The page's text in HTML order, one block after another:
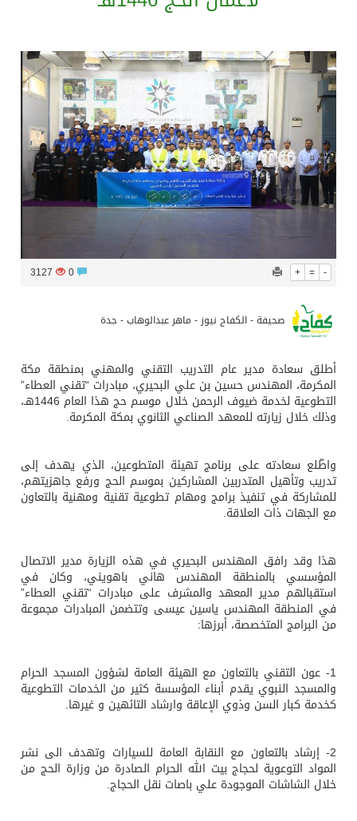
سمو امير الكويت يتسلم رسالة خطية من سمو الامير محمد بن سلمان
ترامب: مضيق هرمز سيُفتح “قريباً جداً”.. وإلا ستتعرض إيران لـ”ضربة قوية للغاية”
مفتى جمهورية مصر العربية الوعي الديني الصحيح يصوغ شخصيةً قياديةً متوازنةً تجمع بين العلم والأخلاق والعمل
+ = -
3127
صحيفة - الكفاح نيوز - ماهر عبدالوهاب - جدة
أطلق سعادة مدير عام التدريب التقني والمهني بمنطقة مكة
المكرمة، المهندس حسين بن علي البحيري، مبادرات “تقني العطاء”
التطوعية لخدمة ضيوف الرحمن خلال موسم حج هذا العام 1446هـ،
وذلك خلال زيارته للمعهد الصناعي الثانوي بمكة المكرمة.
واطّلع سعادته على برنامج تهيئة المتطوعين، الذي يهدف إلى
تدريب وتأهيل المتدربين المشاركين بموسم الحج ورفع جاهزيتهم،
للمشاركة في تنفيذ برامج ومهام تطوعية تقنية ومهنية بالتعاون
مع الجهات ذات العلاقة.
هذا وقد رافق المهندس البحيري في هذه الزيارة مدير الاتصال
المؤسسي بالمنطقة المهندس هاني باهويني، وكان في
استقبالهم مدير المعهد والمشرف على مبادرات “تقني العطاء”
في المنطقة المهندس ياسين عيسى وتتضمن المبادرات مجموعة
من البرامج المتخصصة، أبرزها:
1- عون التقني بالتعاون مع الهيئة العامة لشؤون المسجد الحرام
والمسجد النبوي يقدم أبناء المؤسسة كثير من الخدمات التطوعية
كخدمة كبار السن وذوي الإعاقة وارشاد التائهين و غيرها.
2- إرشاد بالتعاون مع النقابة العامة للسيارات وتهدف الى نشر
المواد التوعوية لحجاج بيت الله الحرام الصادرة من وزارة الحج من
خلال الشاشات الموجودة علي باصات نقل الحجاج.